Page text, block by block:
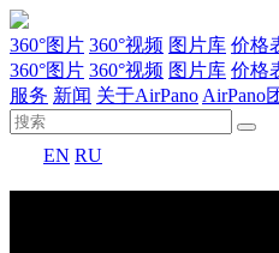
360°图片 360°视频 图片库 价格
360°图片 360°视频 图片库 价格
服务 新闻 关于AirPano AirPano
EN RU